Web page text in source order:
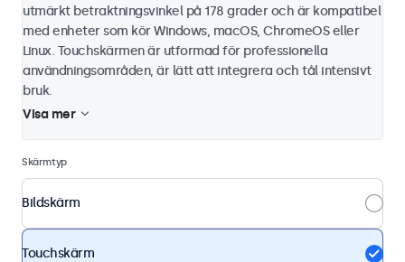
utmärkt betraktningsvinkel på 178 grader och är kompatibel
med enheter som kör Windows, macOS, ChromeOS eller
Linux. Touchskärmen är utformad för professionella
användningsområden, är lätt att integrera och tål intensivt
bruk.
Visa mer
Skärmtyp
Bildskärm
Touchskärm